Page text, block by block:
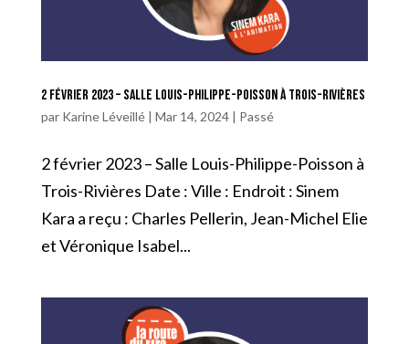
2 février 2023 – Salle Louis-Philippe-Poisson à Trois-Rivières
par Karine Léveillé| Mar 14, 2024| Passé
2 février 2023 – Salle Louis-Philippe-Poisson à
Trois-Rivières Date : Ville : Endroit : Sinem
Kara a reçu : Charles Pellerin, Jean-Michel Elie
et Véronique Isabel...